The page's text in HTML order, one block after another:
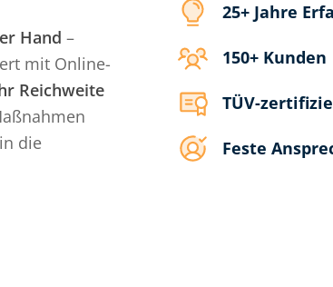
Hand –
mit Online-
Reichweite
die
25+ Jahre
150+ Kunden
TÜV-
Feste